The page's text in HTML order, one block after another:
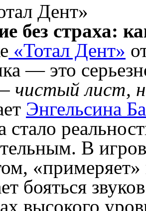
Дент»
без страха:
«Тотал Дент»
— это
чистый лист,
Энгельсина
стало
В
бояться
высокого